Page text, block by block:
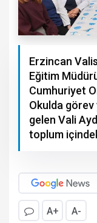
Erzincan
Eğitim
Cumhuriyet
Okulda
gelen Vali
toplum
A+ A-